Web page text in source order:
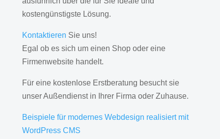
kostengünstigste Lösung.
Kontaktieren Sie uns!
Egal ob es sich um einen Shop oder eine
Firmenwebsite handelt.
Für eine kostenlose Erstberatung besucht sie
unser Außendienst in Ihrer Firma oder Zuhause.
Beispiele für modernes Webdesign realisiert mit
WordPress CMS